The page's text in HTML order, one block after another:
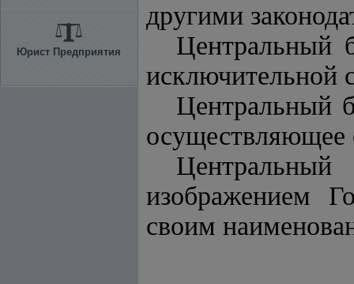
Юрист Предприятия
другими
Центральный
исключительной
Центральный
осуществляющее
изображением
своим